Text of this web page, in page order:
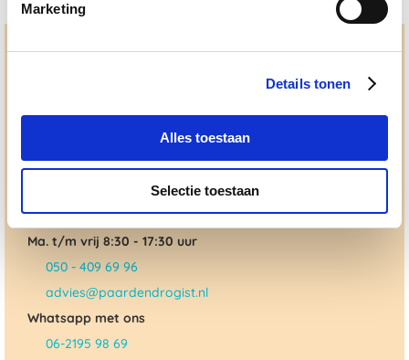
Marketing
Details tonen
Alles toestaan
Selectie toestaan
Hulp en advies nodig?
Jouw paard gezond houden en krijgen. Dat is waar we het
gedreven door onze visie: het leveren van producten van
topkwaliteit, uitgebreide informatieverstrekking en
beloven en rusten pas als jij tevreden bent; dat menen we en
Ma. t/m vrij 8:30 - 17:30 uur
050 - 409 69 96
advies@paardendrogist.nl
Whatsapp met ons
06-2195 98 69